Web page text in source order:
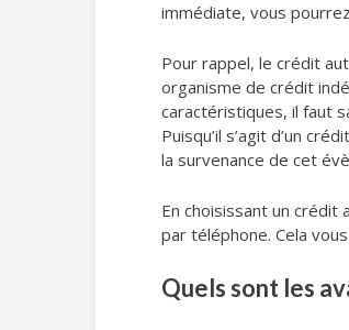
immédiate, vous
Pour rappel, le crédit
organisme de crédit
caractéristiques, il faut
Puisqu’il s’agit d’un
la survenance de cet
En choisissant un crédit
par téléphone. Cela
Quels sont les